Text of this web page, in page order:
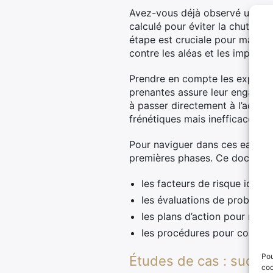
Avez-vous déjà observé un
calculé pour éviter la chute.
étape est cruciale pour
contre les aléas et les
Prendre en compte les
prenantes assure leur
à passer directement à
frénétiques mais inefficaces,
Pour naviguer dans ces eaux
premières phases. Ce
les facteurs de risque
les évaluations de
les plans d’action pour
les procédures pour
Études de cas :